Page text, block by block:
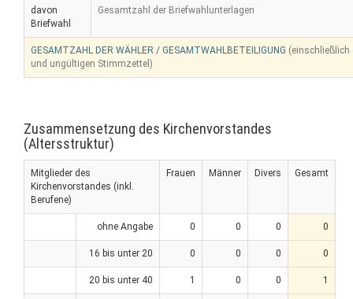
davon
Briefwahl
Gesamtzahl der Briefwahlunterlagen
GESAMTZAHL DER WÄHLER / GESAMTWAHLBETEILIGUNG (einschließlich
und ungültigen Stimmzettel)
Zusammensetzung des Kirchenvorstandes
(Altersstruktur)
Mitglieder des
Kirchenvorstandes (inkl.
Berufene)
Frauen Männer Divers Gesamt
ohne Angabe 0 0 0 0
16 bis unter 20 0 0 0 0
20 bis unter 40 1 0 0 1